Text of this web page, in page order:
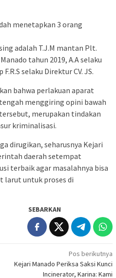
menetapkan 3 orang
adalah T.J.M mantan Plt.
tahun 2019, A.A selaku
selaku Direktur CV. JS.
bahwa perlakuan aparat
menggiring opini bawah
merupakan tindakan
kriminalisasi.
dirugikan, seharusnya Kejari
daerah setempat
terbaik agar masalahnya bisa
larut untuk proses di
SEBARKAN
Pos berikutnya
Kejari Manado Periksa Saksi Kunci
Incinerator, Karina: Kami